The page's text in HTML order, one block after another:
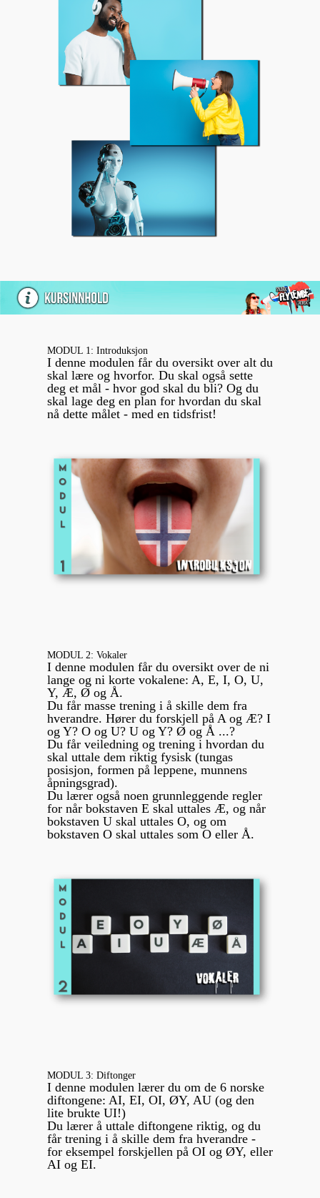
MODUL 1: Introduksjon
I denne modulen får du oversikt over alt du
skal lære og hvorfor. Du skal også sette
deg et mål - hvor god skal du bli? Og du
skal lage deg en plan for hvordan du skal
nå dette målet - med en tidsfrist!
MODUL 2: Vokaler
I denne modulen får du oversikt over de ni
lange og ni korte vokalene: A, E, I, O, U,
Y, Æ, Ø og Å.
Du får masse trening i å skille dem fra
hverandre. Hører du forskjell på A og Æ? I
og Y? O og U? U og Y? Ø og Å ...?
Du får veiledning og trening i hvordan du
skal uttale dem riktig fysisk (tungas
posisjon, formen på leppene, munnens
åpningsgrad).
Du lærer også noen grunnleggende regler
for når bokstaven E skal uttales Æ, og når
bokstaven U skal uttales O, og om
bokstaven O skal uttales som O eller Å.
MODUL 3: Diftonger
I denne modulen lærer du om de 6 norske
diftongene: AI, EI, OI, ØY, AU (og den
lite brukte UI!)
Du lærer å uttale diftongene riktig, og du
får trening i å skille dem fra hverandre -
for eksempel forskjellen på OI og ØY, eller
AI og EI.